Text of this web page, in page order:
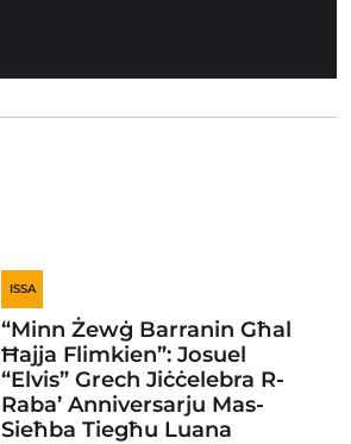
ISSA
“Minn Żewġ Barranin Għal
Ħajja Flimkien”: Josuel
“Elvis” Grech Jiċċelebra R-
Raba’ Anniversarju Mas-
Sieħba Tiegħu Luana